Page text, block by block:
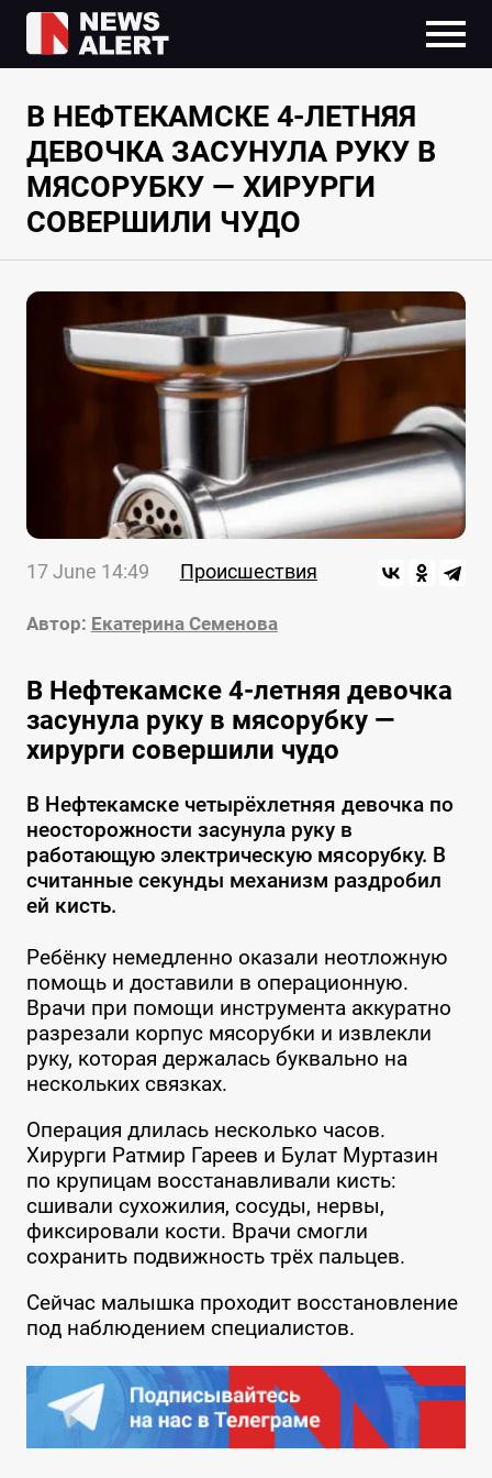
В НЕФТЕКАМСКЕ 4-ЛЕТНЯЯ
ДЕВОЧКА ЗАСУНУЛА РУКУ В
МЯСОРУБКУ — ХИРУРГИ
СОВЕРШИЛИ ЧУДО
17 June 14:49 Происшествия
Автор: Екатерина Семенова
В Нефтекамске 4-летняя девочка
засунула руку в мясорубку —
хирурги совершили чудо
В Нефтекамске четырёхлетняя девочка по
неосторожности засунула руку в
работающую электрическую мясорубку. В
считанные секунды механизм раздробил
ей кисть.
Ребёнку немедленно оказали неотложную
помощь и доставили в операционную.
Врачи при помощи инструмента аккуратно
разрезали корпус мясорубки и извлекли
руку, которая держалась буквально на
нескольких связках.
Операция длилась несколько часов.
Хирурги Ратмир Гареев и Булат Муртазин
по крупицам восстанавливали кисть:
сшивали сухожилия, сосуды, нервы,
фиксировали кости. Врачи смогли
сохранить подвижность трёх пальцев.
Сейчас малышка проходит восстановление
под наблюдением специалистов.